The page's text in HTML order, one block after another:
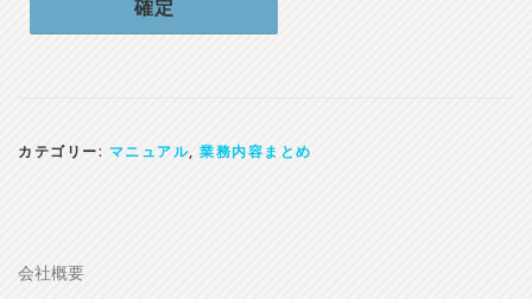
カテゴリー: マニュアル, 業務内容まとめ
会社概要